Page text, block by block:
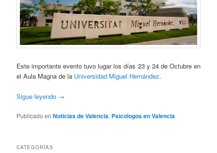
Este importante evento tuvo lugar los días 23 y 24 de Octubre en
el Aula Magna de la Universidad Miguel Hernández.
Sigue leyendo →
Publicado en Noticias de Valencia, Psicologos en Valencia
CATEGORÍAS